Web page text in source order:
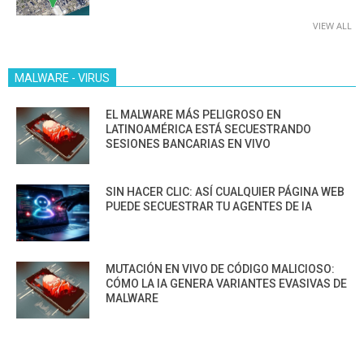
VIEW ALL
MALWARE - VIRUS
EL MALWARE MÁS PELIGROSO EN
LATINOAMÉRICA ESTÁ SECUESTRANDO
SESIONES BANCARIAS EN VIVO
SIN HACER CLIC: ASÍ CUALQUIER PÁGINA WEB
PUEDE SECUESTRAR TU AGENTES DE IA
MUTACIÓN EN VIVO DE CÓDIGO MALICIOSO:
CÓMO LA IA GENERA VARIANTES EVASIVAS DE
MALWARE